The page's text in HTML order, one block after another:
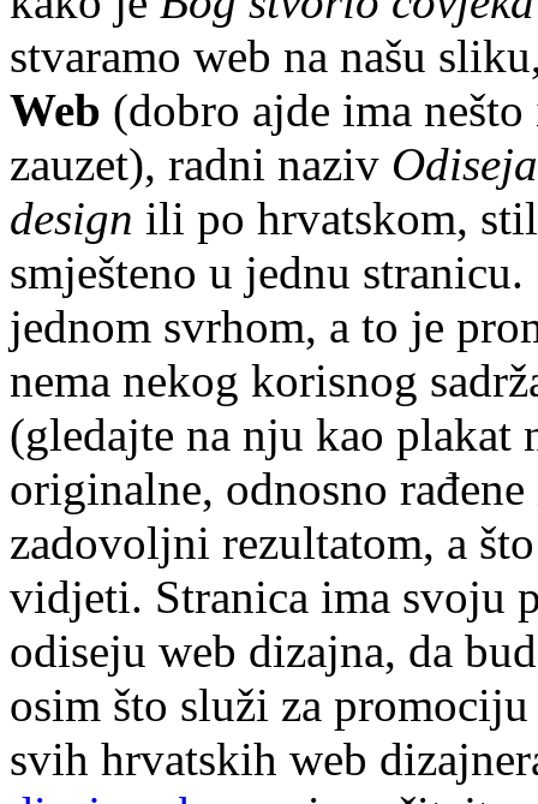
stvaramo web na našu
Web (dobro ajde ima
zauzet), radni naziv
design ili po hrvatskom,
smješteno u jednu
jednom svrhom, a to je
nema nekog korisnog
(gledajte na nju kao plakat
originalne, odnosno
zadovoljni rezultatom, a
vidjeti. Stranica ima svoju
odiseju web dizajna, da
osim što služi za
svih hrvatskih web